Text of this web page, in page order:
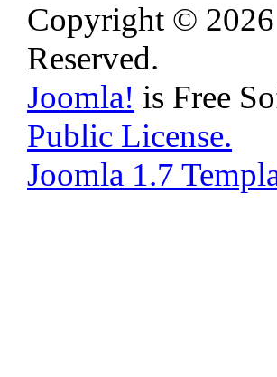
Copyright © 2026
Reserved.
Joomla! is Free
Public License.
Joomla 1.7